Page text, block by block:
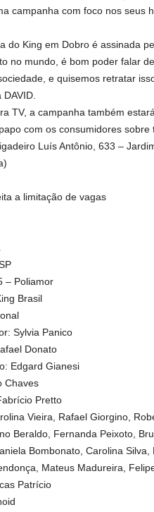
campanha com foco nos seus
do King em Dobro é assinada
no mundo, é bom poder falar
e quisemos retratar
TV, a campanha também
com os consumidores
Luís Antônio, 633 –
a limitação de vagas
– Poliamor
Brasil
Sylvia Panico
Donato
Edgard Gianesi
Chaves
Pretto
Vieira, Rafael Giorgino,
Beraldo, Fernanda Peixoto,
Bombonato, Carolina Silva,
Mateus Madureira,
Patrício